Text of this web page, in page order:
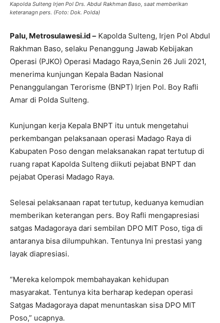
Kapolda Sulteng Irjen Pol Drs. Abdul Rakhman Baso, saat memberikan
keteranagn pers. (Foto: Dok. Polda)
Palu, Metrosulawesi.id – Kapolda Sulteng, Irjen Pol Abdul
Rakhman Baso, selaku Penanggung Jawab Kebijakan
Operasi (PJKO) Operasi Madago Raya,Senin 26 Juli 2021,
menerima kunjungan Kepala Badan Nasional
Penanggulangan Terorisme (BNPT) Irjen Pol. Boy Rafli
Amar di Polda Sulteng.
Kunjungan kerja Kepala BNPT itu untuk mengetahui
perkembangan pelaksanaan operasi Madago Raya di
Kabupaten Poso dengan melaksanakan rapat tertutup di
ruang rapat Kapolda Sulteng diikuti pejabat BNPT dan
pejabat Operasi Madago Raya.
Selesai pelaksanaan rapat tertutup, keduanya kemudian
memberikan keterangan pers. Boy Rafli mengapresiasi
satgas Madagoraya dari sembilan DPO MIT Poso, tiga di
antaranya bisa dilumpuhkan. Tentunya Ini prestasi yang
layak diapresiasi.
“Mereka kelompok membahayakan kehidupan
masyarakat. Tentunya kita berharap kedepan operasi
Satgas Madagoraya dapat menuntaskan sisa DPO MIT
Poso,” ucapnya.